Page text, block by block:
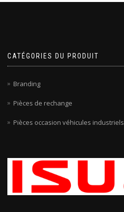
CATÉGORIES DU PRODUIT
Branding
Pièces de rechange
Pièces occasion véhicules industriels